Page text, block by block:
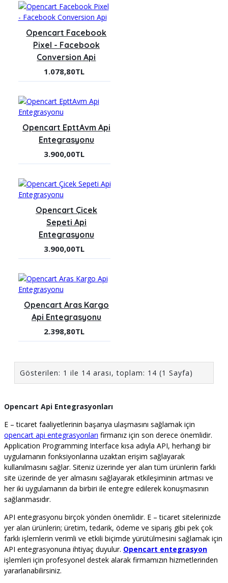
Opencart Facebook
Pixel - Facebook
Conversion Api
1.078,80TL
Opencart EpttAvm Api
Entegrasyonu
3.900,00TL
Opencart Çicek
Sepeti Api
Entegrasyonu
3.900,00TL
Opencart Aras Kargo
Api Entegrasyonu
2.398,80TL
Gösterilen: 1 ile 14 arası, toplam: 14 (1 Sayfa)
Opencart Api Entegrasyonları
E – ticaret faaliyetlerinin başarıya ulaşmasını sağlamak için
opencart api entegrasyonları firmanız için son derece önemlidir.
Application Programming Interface kısa adıyla API, herhangi bir
uygulamanın fonksiyonlarına uzaktan erişim sağlayarak
kullanılmasını sağlar. Siteniz üzerinde yer alan tüm ürünlerin farklı
site üzerinde de yer almasını sağlayarak etkileşiminin artması ve
her iki uygulamanın da birbiri ile entegre edilerek konuşmasının
sağlanmasıdır.
API entegrasyonu birçok yönden önemlidir. E – ticaret sitelerinizde
yer alan ürünlerin; üretim, tedarik, ödeme ve sipariş gibi pek çok
farklı işlemlerin verimli ve etkili biçimde yürütülmesini sağlamak için
API entegrasyonuna ihtiyaç duyulur. Opencart entegrasyon
işlemleri için profesyonel destek alarak firmamızın hizmetlerinden
yararlanabilirsiniz.